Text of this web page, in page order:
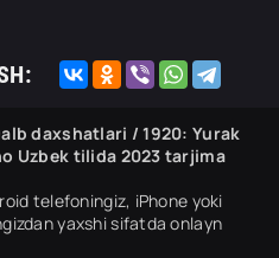
daxshatlari / 1920: Yurak
Uzbek tilida 2023 tarjima
telefoningiz, iPhone yoki
yaxshi sifatda onlayn